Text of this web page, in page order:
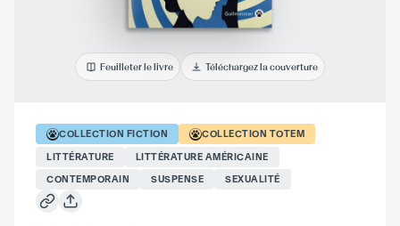
Feuilleter le livre Téléchargez la couverture
COLLECTION FICTION COLLECTION TOTEM
LITTÉRATURE
LITTÉRATURE AMÉRICAINE
CONTEMPORAIN
SUSPENSE SEXUALITÉ